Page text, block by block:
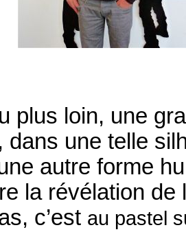
plus loin, une
dans une telle
autre forme
la révélation de
c’est au pastel